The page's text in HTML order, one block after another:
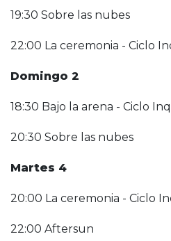
19:30 Sobre las nubes
22:00 La ceremonia - Ciclo
Domingo 2
18:30 Bajo la arena - Ciclo
20:30 Sobre las nubes
Martes 4
20:00 La ceremonia - Ciclo
22:00 Aftersun